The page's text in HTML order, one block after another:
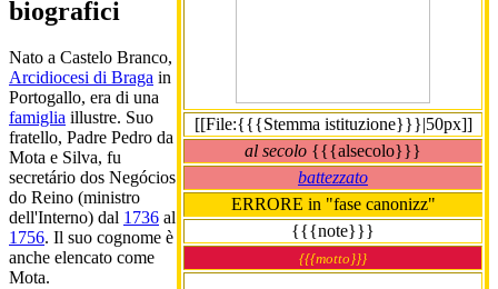
[[File:{{{Stemma istituzione}}}|50px]]
al secolo {{{alsecolo}}}
battezzato
ERRORE in "fase canonizz"
{{{note}}}
{{{motto}}}
biografici
Nato a Castelo Branco,
Arcidiocesi di Braga in
Portogallo, era di una
famiglia illustre. Suo
fratello, Padre Pedro da
Mota e Silva, fu
secretário dos Negócios
do Reino (ministro
dell'Interno) dal 1736 al
1756. Il suo cognome è
anche elencato come
Mota.